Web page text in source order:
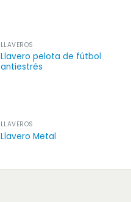
LLAVEROS
Llavero pelota de fútbol
antiestrés
LLAVEROS
Llavero Metal